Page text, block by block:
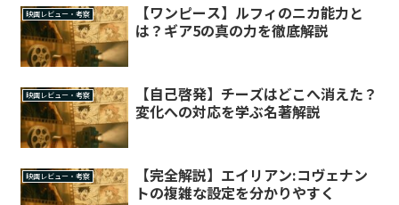
映画レビュー・考察
【ワンピース】ルフィのニカ能力と
は？ギア5の真の力を徹底解説
映画レビュー・考察
【自己啓発】チーズはどこへ消えた？
変化への対応を学ぶ名著解説
映画レビュー・考察
【完全解説】エイリアン:コヴェナン
トの複雑な設定を分かりやすく